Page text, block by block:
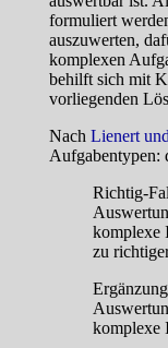
formuliert
auszuwerten,
komplexen
behilft sich mit
vorliegenden
Nach Lienert
Aufgabentypen:
Richtig-
komplexe
zu
komplexe